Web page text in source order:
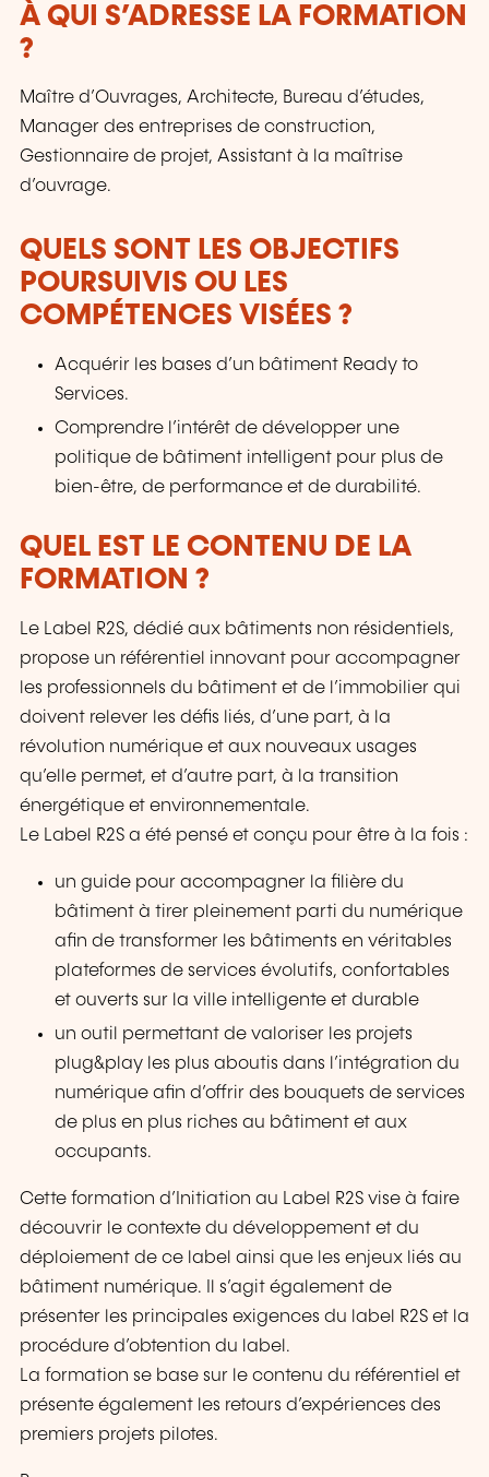
À QUI S’ADRESSE LA FORMATION
?
Maître d’Ouvrages, Architecte, Bureau d’études,
Manager des entreprises de construction,
Gestionnaire de projet, Assistant à la maîtrise
d’ouvrage.
QUELS SONT LES OBJECTIFS
POURSUIVIS OU LES
COMPÉTENCES VISÉES ?
Acquérir les bases d’un bâtiment Ready to
Services.
Comprendre l’intérêt de développer une
politique de bâtiment intelligent pour plus de
bien-être, de performance et de durabilité.
QUEL EST LE CONTENU DE LA
FORMATION ?
Le Label R2S, dédié aux bâtiments non résidentiels,
propose un référentiel innovant pour accompagner
les professionnels du bâtiment et de l’immobilier qui
doivent relever les défis liés, d’une part, à la
révolution numérique et aux nouveaux usages
qu’elle permet, et d’autre part, à la transition
énergétique et environnementale.
Le Label R2S a été pensé et conçu pour être à la fois :
un guide pour accompagner la filière du
bâtiment à tirer pleinement parti du numérique
afin de transformer les bâtiments en véritables
plateformes de services évolutifs, confortables
et ouverts sur la ville intelligente et durable
un outil permettant de valoriser les projets
plug&play les plus aboutis dans l’intégration du
numérique afin d’offrir des bouquets de services
de plus en plus riches au bâtiment et aux
occupants.
Cette formation d’Initiation au Label R2S vise à faire
découvrir le contexte du développement et du
déploiement de ce label ainsi que les enjeux liés au
bâtiment numérique. Il s’agit également de
présenter les principales exigences du label R2S et la
procédure d’obtention du label.
La formation se base sur le contenu du référentiel et
présente également les retours d’expériences des
premiers projets pilotes.